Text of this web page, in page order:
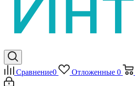
Сравнение0 Отложенные 0